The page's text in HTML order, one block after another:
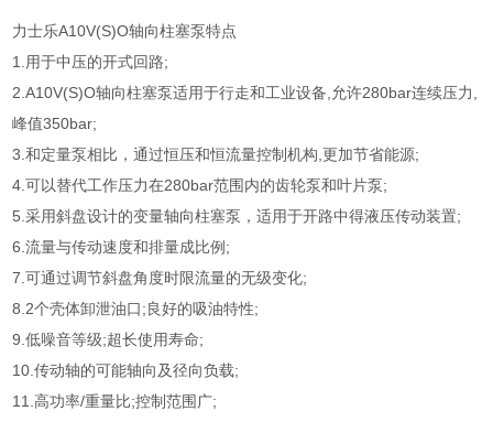
力士乐A10V(S)O轴向柱塞泵特点
1.用于中压的开式回路;
2.A10V(S)O轴向柱塞泵适用于行走和工业设备,允许280bar连续压力,
峰值350bar;
3.和定量泵相比，通过恒压和恒流量控制机构,更加节省能源;
4.可以替代工作压力在280bar范围内的齿轮泵和叶片泵;
5.采用斜盘设计的变量轴向柱塞泵，适用于开路中得液压传动装置;
6.流量与传动速度和排量成比例;
7.可通过调节斜盘角度时限流量的无级变化;
8.2个壳体卸泄油口;良好的吸油特性;
9.低噪音等级;超长使用寿命;
10.传动轴的可能轴向及径向负载;
11.高功率/重量比;控制范围广;